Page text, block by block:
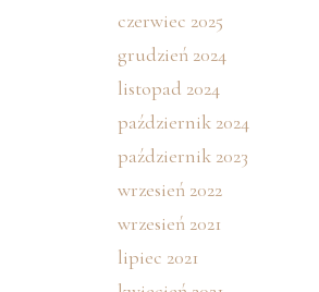
czerwiec 2025
grudzień 2024
listopad 2024
październik 2024
październik 2023
wrzesień 2022
wrzesień 2021
lipiec 2021